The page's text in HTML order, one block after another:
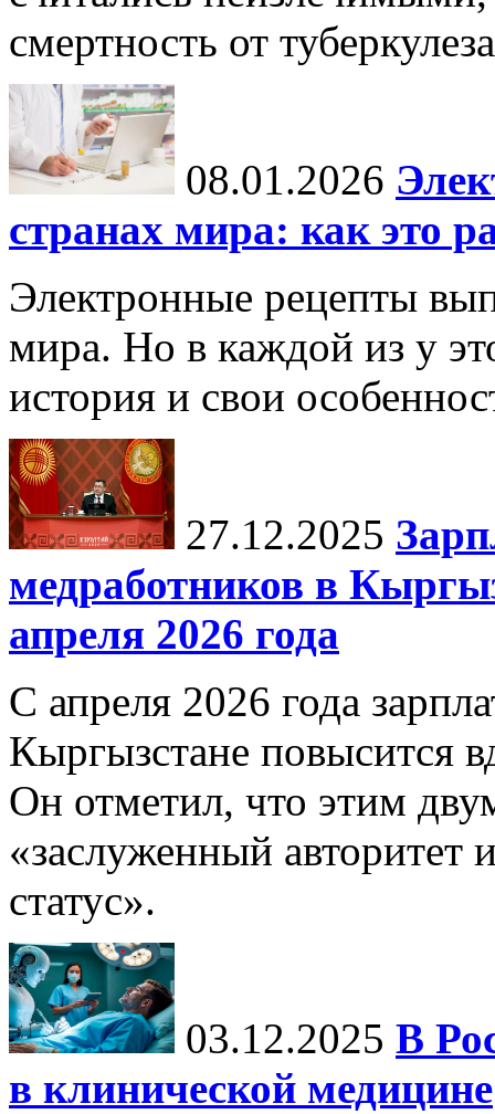
смертность от
08.01.2026
странах мира: как это
Электронные рецепты
мира. Но в каждой из у
история и свои
27.12.2025
медработников в
апреля 2026 года
С апреля 2026 года
Кыргызстане повысится
Он отметил, что этим
«заслуженный
статус».
03.12.2025 В
в клинической медицине